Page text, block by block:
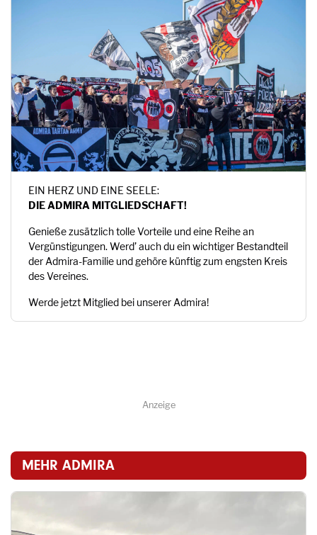
MEHR ADMIRA
EIN HERZ UND EINE SEELE:
DIE ADMIRA MITGLIEDSCHAFT!
Genieße zusätzlich tolle Vorteile und eine Reihe an
Vergünstigungen. Werd’ auch du ein wichtiger Bestandteil
der Admira-Familie und gehöre künftig zum engsten Kreis
des Vereines.
Werde jetzt Mitglied bei unserer Admira!
Anzeige